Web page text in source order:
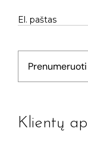
Prenumeruoti
Klientų